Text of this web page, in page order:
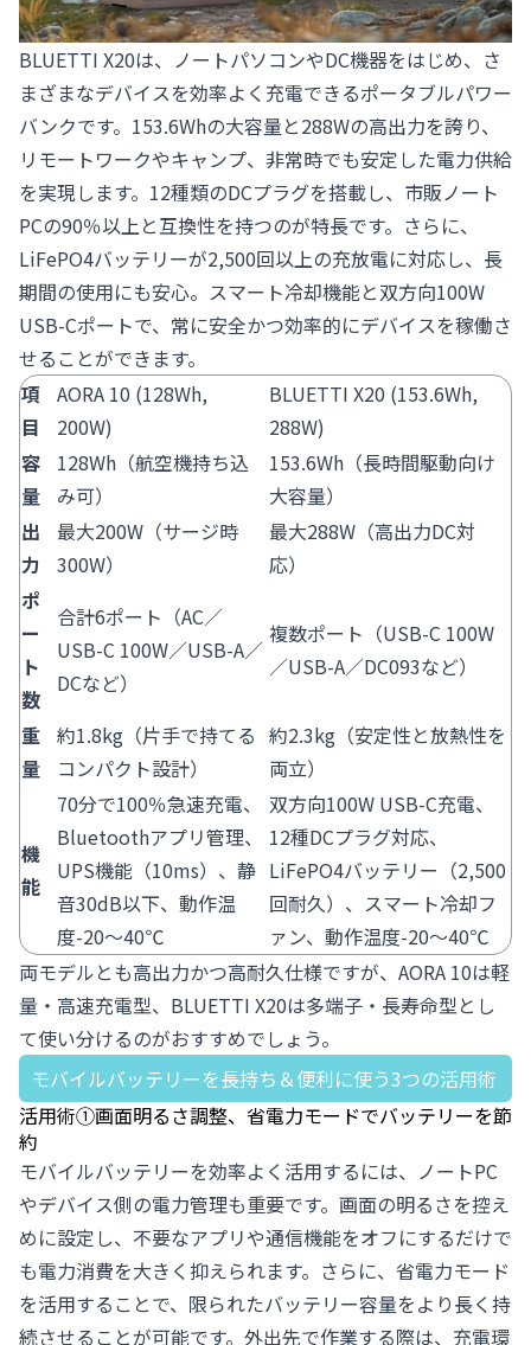
BLUETTI X20は、ノートパソコンやDC機器をはじめ、さ
まざまなデバイスを効率よく充電できるポータブルパワー
バンクです。153.6Whの大容量と288Wの高出力を誇り、
リモートワークやキャンプ、非常時でも安定した電力供給
を実現します。12種類のDCプラグを搭載し、市販ノート
PCの90％以上と互換性を持つのが特長です。さらに、
LiFePO4バッテリーが2,500回以上の充放電に対応し、長
期間の使用にも安心。スマート冷却機能と双方向100W
USB-Cポートで、常に安全かつ効率的にデバイスを稼働さ
せることができます。
項
目
AORA 10 (128Wh,
200W)
BLUETTI X20 (153.6Wh,
288W)
容
量
128Wh（航空機持ち込
み可）
153.6Wh（長時間駆動向け
大容量）
出
力
最大200W（サージ時
300W）
最大288W（高出力DC対
応）
ポ
ー
ト
数
合計6ポート（AC／
USB-C 100W／USB-A／
DCなど）
複数ポート（USB-C 100W
／USB-A／DC093など）
重
量
約1.8kg（片手で持てる
コンパクト設計）
約2.3kg（安定性と放熱性を
両立）
機
能
70分で100％急速充電、
Bluetoothアプリ管理、
UPS機能（10ms）、静
音30dB以下、動作温
度-20〜40℃
双方向100W USB-C充電、
12種DCプラグ対応、
LiFePO4バッテリー（2,500
回耐久）、スマート冷却フ
ァン、動作温度-20〜40℃
両モデルとも高出力かつ高耐久仕様ですが、AORA 10は軽
量・高速充電型、BLUETTI X20は多端子・長寿命型とし
て使い分けるのがおすすめでしょう。
モバイルバッテリーを長持ち＆便利に使う3つの活用術
活用術①画面明るさ調整、省電力モードでバッテリーを節
約
モバイルバッテリーを効率よく活用するには、ノートPC
やデバイス側の電力管理も重要です。画面の明るさを控え
めに設定し、不要なアプリや通信機能をオフにするだけで
も電力消費を大きく抑えられます。さらに、省電力モード
を活用することで、限られたバッテリー容量をより長く持
続させることが可能です。外出先で作業する際は、充電環